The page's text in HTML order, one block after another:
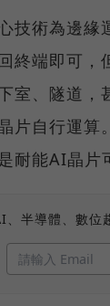
技術為邊
終端即可
室、隧道
片自行運
耐能AI晶片
、半導體、數位